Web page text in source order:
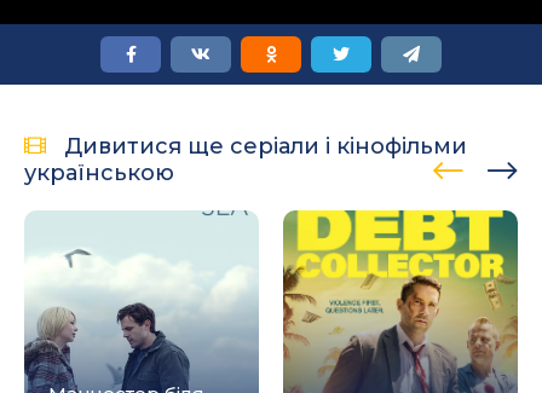
Дивитися ще серіали і кінофільми
українською